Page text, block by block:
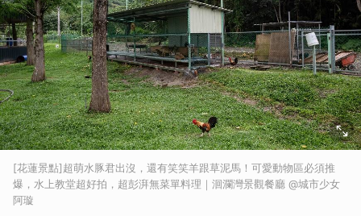
[花蓮景點]超萌水豚君出沒，還有笑笑羊跟草泥馬！可愛動物區必須推
爆，水上教堂超好拍，超彭湃無菜單料理｜洄瀾灣景觀餐廳 @城市少女
阿璇